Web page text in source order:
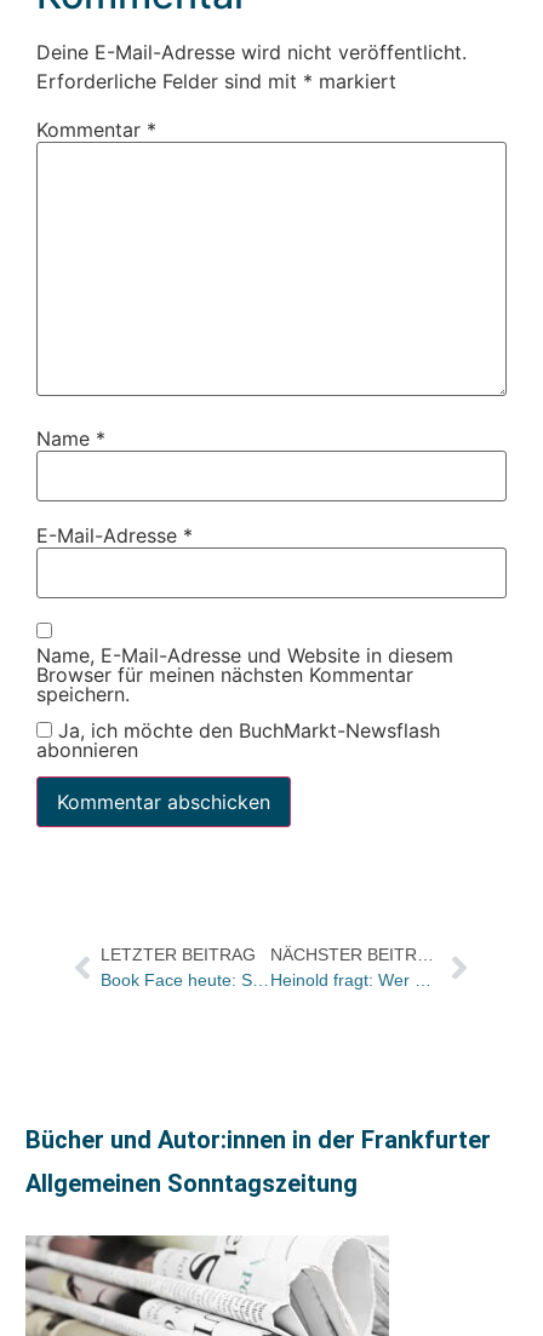
Deine E-Mail-Adresse wird nicht veröffentlicht.
Erforderliche Felder sind mit * markiert
Kommentar *
Name *
E-Mail-Adresse *
Name, E-Mail-Adresse und Website in diesem
Browser für meinen nächsten Kommentar
speichern.
Ja, ich möchte den BuchMarkt-Newsflash
abonnieren
LETZTER BEITRAG
Book Face heute: Simone Kohl, Langenscheidt (Entertainment) und ihr Lieblingswort
Bücher und Autor:innen in der Frankfurter
Allgemeinen Sonntagszeitung